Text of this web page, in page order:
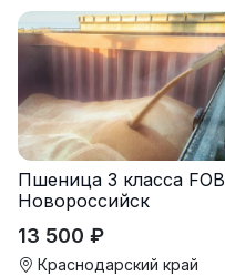
Пшеница 3 класса FOB
Новороссийск
13 500 ₽
Краснодарский край